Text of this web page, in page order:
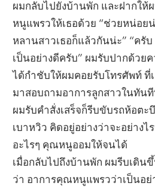
ผมกลับไปยังบ้านพัก และฝากใ
หนูแพรวให้เธอด้วย “ช่วยหน่อย
หลานสาวเธอก็แล้วกันน่ะ” “ครั
เป็นอย่างดีครับ” ผมรับปากด้วย
ได้กำชับให้ผมคอยรับโทรศัพท์ ที่
มาสอบถามอาการลูกสาวในทันที
ผมรับคำสั่งเสร็จก็รีบขับรถห้อต
เบาหวิว คิดอยู่อย่างว่าจะอย่างไ
อะไรๆ คุณหนูออมให้จนได้
เมื่อกลับไปถึงบ้านพัก ผมรีบเดิน
ว่า อาการคุณหนูแพรวว่าเป็นอย่